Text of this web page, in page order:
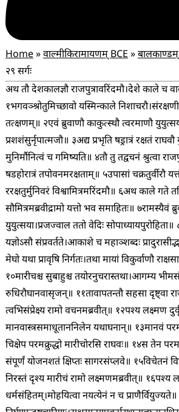
Home»वाल्मीकिरामायणम् BCE»बालकाण्डम्
२९ सर्गः
अथ तौ देशकालज्ञौ राजपुत्रावरिंदमौ।देशे काले च
१भगवञ्श्रोतुमिच्छावो यस्मिन्काले निशाचरौ।
तत्क्षणम्॥ २एवं ब्रुवाणौ काकुत्स्थौ त्वरमाणौ
प्रशशंसुर्नृपात्मजौ॥ ३अद्य प्रभृति षड्रात्रं रक्षतं
मुनिर्मौनित्वं च गमिष्यति॥ ४तौ तु तद्वचनं श्रुत्वा
षडहोरात्रं तपोवनमरक्षताम्॥ ५उपासां चक्रतुर्वीरौ
ररक्षतुर्मुनिवरं विश्वामित्रमरिंदमौ॥ ६अथ काले गते
सौमित्रमब्रवीद्रामो यत्तो भव समाहितः॥ ७रामस्यैवं
युयुत्सया।प्रजज्वाल ततो वेदिः सोपाध्यायपुरोहिता॥
यज्ञोऽसौ संप्रवर्तते।आकाशे च महाञ्शब्दः
मेघो यथा प्रावृषि निर्गतः।तथा मायां विकुर्वाणौ
१०मारीचश्च सुबाहुश्च तयोरनुचरास्तथा।आगम्य
रुधिरौघानवासृजन्॥ ११तावापतन्तौ सहसा दृष्ट्वा
त्वभिसंप्रेक्ष्य रामो वचनमब्रवीत्॥ १२पश्य लक्ष्मण
मानवास्त्रसमाधूताननिलेन यथाघनान्॥ १३मानवं
चिक्षेप परमक्रुद्धो मारीचोरसि राघवः॥ १४स तेन
संपूर्णं योजनशतं क्षिप्तः सागरसंप्लवे॥ १५विचेतनं
निरस्तं दृश्य मारीचं रामो लक्ष्मणमब्रवीत्॥ १६पश्य
धर्मसंहितम्।मोहयित्वा नयत्येनं न च